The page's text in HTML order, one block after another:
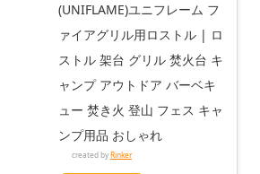
(UNIFLAME)ユニフレーム フ
ァイアグリル用ロストル | ロ
ストル 架台 グリル 焚火台 キ
ャンプ アウトドア バーベキ
ュー 焚き火 登山 フェス キャ
ンプ用品 おしゃれ
created by Rinker